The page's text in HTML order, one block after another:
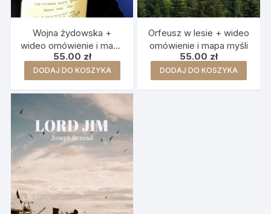
Wojna żydowska +
wideo omówienie i mapa
myśli
55.00 zł
DODAJ DO KOSZYKA
Orfeusz w lesie + wideo
omówienie i mapa myśli
55.00 zł
DODAJ DO KOSZYKA